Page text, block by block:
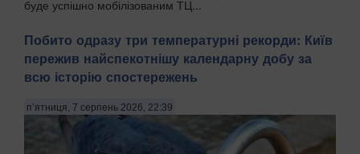
буде успішно мобілізованим ТЦ...
Побито одразу три температурні рекорди: Київ
пережив найспекотнішу календарну добу за
всю історію спостережень
п’ятниця, 7 серпень 2026, 22:39